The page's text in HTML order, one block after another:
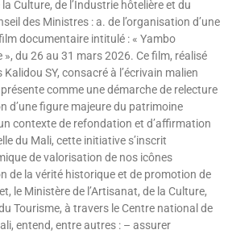
Culture, de l’Industrie hôtelière et du
des Ministres : a. de l’organisation d’une
documentaire intitulé : « Yambo
», du 26 au 31 mars 2026. Ce film, réalisé
SY, consacré à l’écrivain malien
comme une démarche de relecture
d’une figure majeure du patrimoine
contexte de refondation et d’affirmation
du Mali, cette initiative s’inscrit
de valorisation de nos icônes
de la vérité historique et de promotion de
le Ministère de l’Artisanat, de la Culture,
Tourisme, à travers le Centre national de
entend, entre autres : – assurer